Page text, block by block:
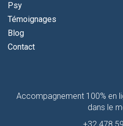
Psy
Témoignages
Blog
Contact
Contactez-
Accompagnement 100% en
dans le